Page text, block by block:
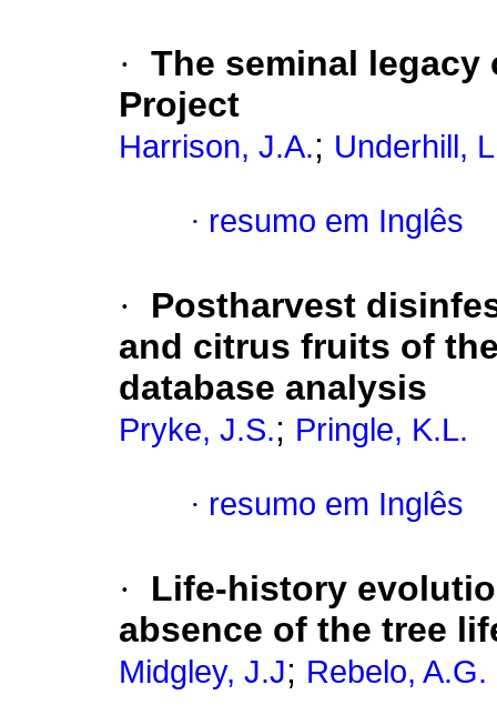
· The seminal
Project
Harrison, J.A.; Underhill,
· resumo em Inglês
·
Postharvest
and citrus fruits of
database analysis
Pryke, J.S.; Pringle, K.L.
· resumo em Inglês
·
Life-history
absence of the tree
Midgley, J.J; Rebelo, A.G.